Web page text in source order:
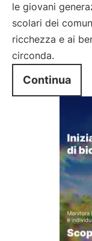
le giovani
scolari dei
ricchezza e ai
circonda.
Continua